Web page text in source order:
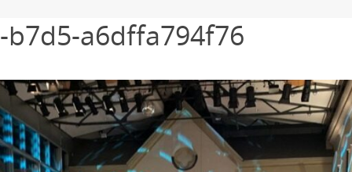
b7d5-a6dffa794f76